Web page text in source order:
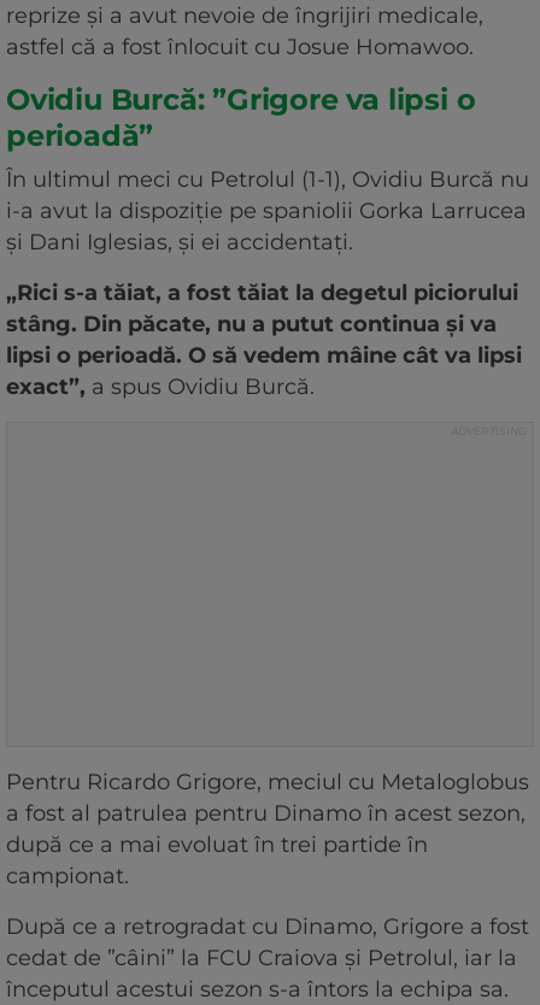
reprize și a avut nevoie de îngrijiri medicale,
astfel că a fost înlocuit cu Josue Homawoo.
Ovidiu Burcă: ”Grigore va lipsi o
perioadă”
În ultimul meci cu Petrolul (1-1), Ovidiu Burcă nu
i-a avut la dispoziție pe spaniolii Gorka Larrucea
și Dani Iglesias, și ei accidentați.
„Rici s-a tăiat, a fost tăiat la degetul piciorului
stâng. Din păcate, nu a putut continua și va
lipsi o perioadă. O să vedem mâine cât va lipsi
exact”, a spus Ovidiu Burcă.
Pentru Ricardo Grigore, meciul cu Metaloglobus
a fost al patrulea pentru Dinamo în acest sezon,
după ce a mai evoluat în trei partide în
campionat.
După ce a retrogradat cu Dinamo, Grigore a fost
cedat de ”câini” la FCU Craiova și Petrolul, iar la
începutul acestui sezon s-a întors la echipa sa.